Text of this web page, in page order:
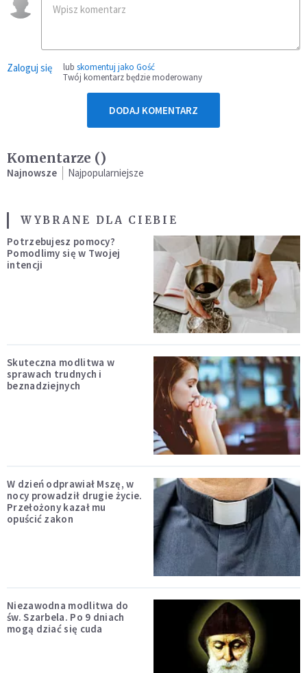
Zaloguj się lub skomentuj jako Gość
Twój komentarz będzie moderowany
DODAJ KOMENTARZ
Komentarze ()
Najnowsze Najpopularniejsze
WYBRANE DLA CIEBIE
Potrzebujesz pomocy?
Pomodlimy się w Twojej
intencji
Skuteczna modlitwa w
sprawach trudnych i
beznadziejnych
W dzień odprawiał Mszę, w
nocy prowadził drugie życie.
Przełożony kazał mu
opuścić zakon
Niezawodna modlitwa do
św. Szarbela. Po 9 dniach
mogą dziać się cuda